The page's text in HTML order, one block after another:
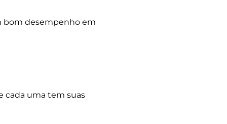
bom desempenho em
cada uma tem suas